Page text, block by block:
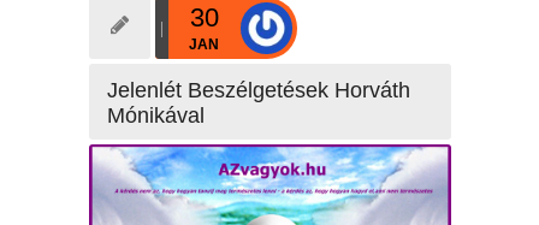
30
JAN
Jelenlét Beszélgetések Horváth
Mónikával